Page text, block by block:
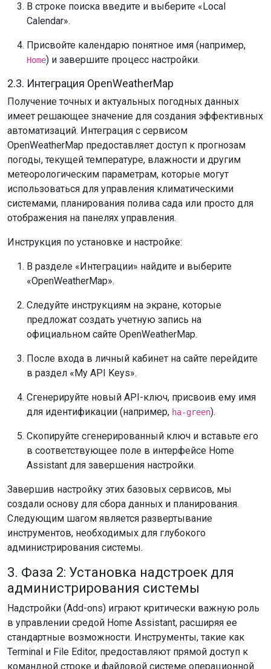
В строке поиска введите и выберите «Local
Calendar».
Присвойте календарю понятное имя (например,
Home) и завершите процесс настройки.
2.3. Интеграция OpenWeatherMap
Получение точных и актуальных погодных данных
имеет решающее значение для создания эффективных
автоматизаций. Интеграция с сервисом
OpenWeatherMap предоставляет доступ к прогнозам
погоды, текущей температуре, влажности и другим
метеорологическим параметрам, которые могут
использоваться для управления климатическими
системами, планирования полива сада или просто для
отображения на панелях управления.
Инструкция по установке и настройке:
В разделе «Интеграции» найдите и выберите
«OpenWeatherMap».
Следуйте инструкциям на экране, которые
предложат создать учетную запись на
официальном сайте OpenWeatherMap.
После входа в личный кабинет на сайте перейдите
в раздел «My API Keys».
Сгенерируйте новый API-ключ, присвоив ему имя
для идентификации (например, ha-green).
Скопируйте сгенерированный ключ и вставьте его
в соответствующее поле в интерфейсе Home
Assistant для завершения настройки.
Завершив настройку этих базовых сервисов, мы
создали основу для сбора данных и планирования.
Следующим шагом является развертывание
инструментов, необходимых для глубокого
администрирования системы.
3. Фаза 2: Установка надстроек для
администрирования системы
Надстройки (Add-ons) играют критически важную роль
в управлении средой Home Assistant, расширяя ее
стандартные возможности. Инструменты, такие как
Terminal и File Editor, предоставляют прямой доступ к
командной строке и файловой системе операционной